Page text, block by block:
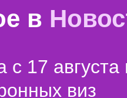
в
17 августа
виз